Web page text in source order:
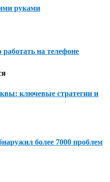
руками
на телефоне
ключевые стратегии и
более 7000 проблем